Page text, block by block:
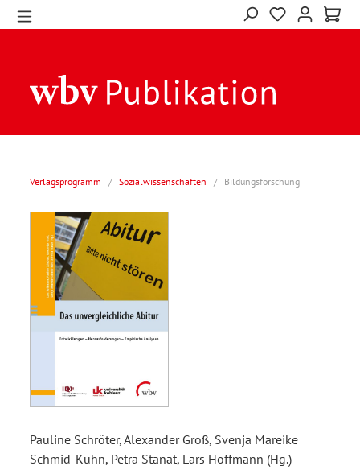
Verlagsprogramm / Sozialwissenschaften / Bildungsforschung
Pauline Schröter, Alexander Groß, Svenja Mareike
Schmid-Kühn, Petra Stanat, Lars Hoffmann (Hg.)